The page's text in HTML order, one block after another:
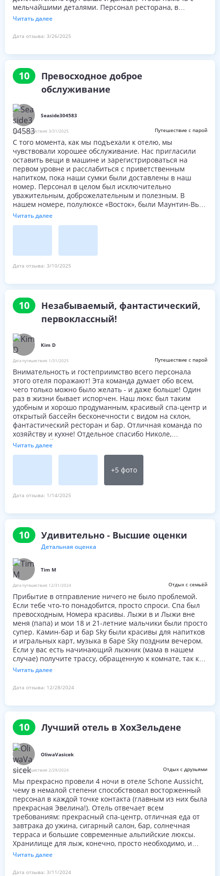
мельчайшими деталями. Персонал ресторана, в
частности, заслуживает похвалы за подачу первого
класса в дружеской манере - и сомелье был звездой их
всех. Спасибо всем!
Читать далее
Дата отзыва: 3/26/2025
10
Превосходное доброе
обслуживание
Seaside304583
Дата путешествия: 3/31/2025 Путешествие с парой
С того момента, как мы подъехали к отелю, мы
чувствовали хорошее обслуживание. Нас пригласили
оставить вещи в машине и зарегистрироваться на
первом уровне и расслабиться с приветственным
напитком, пока наши сумки были доставлены в наш
номер. Персонал в целом был исключительно
уважительным, доброжелательным и полезным. В
нашем номере, полулюксе «Восток», были Маунтин-Вью
и много света. Номер был щедро просторным с
современной ванной комнатой с двойной раковиной.
Читать далее
Дата отзыва: 3/10/2025
10
Незабываемый, фантастический,
первоклассный!
Kim D
Дата путешествия: 1/31/2025 Путешествие с парой
Внимательность и гостеприимство всего персонала
этого отеля поражают! Эта команда думает обо всем,
чего только можно было желать - и даже больше! Один
раз в жизни бывает испорчен. Наш люкс был таким
удобным и хорошо продуманным, красивый спа-центр и
открытый бассейн бесконечности с видом на склон,
фантастический ресторан и бар. Отличная команда по
хозяйству и кухне! Отдельное спасибо Николе,
Виктории, Йонасу, Лилиане, Сёрену, Александру и
Тристану, что так хорошо за нами присматривали.
Читать далее
+5 фото
Дата отзыва: 1/14/2025
10 Удивительно - Высшие оценки
Детальная оценка
Tim M
Дата путешествия: 12/31/2024 Отдых с семьёй
Прибытие в отправление ничего не было проблемой.
Если тебе что-то понадобится, просто спроси. Спа был
превосходным, Номера красивы. Лыжи в и Лыжи вне
меня (папа) и мои 18 и 21-летние мальчики были просто
супер. Камин-бар и бар Sky были красивы для напитков
и игральных карт, музыка в баре Sky поздним вечером.
Если у вас есть начинающий лыжник (мама в нашем
случае) получите трассу, обращенную к комнате, так как
солнце светит красиво на балконе, однако вы также
можете наслаждаться им в Спа и террасе, и мы никогда
не были далеко, когда мама устала от склонов. Еда и
на черном ходу отеля. Основная зона катания около 5 -
8 минут (короткая лыжня и короткая гондола) . Автобус
едет в Солден несколько раз в день. Каждый член
команды был доброжелательным, номера очень чистые.
Этот опыт навсегда запечатлелся в нашей семейной
памяти. Другие гости были прекрасны, и это было
очень успокаивающим и необыкновенным опытом.
Увидимся снова и спасибо.
Читать далее
Дата отзыва: 12/28/2024
10 Лучший отель в ХохЗельдене
OliwaVasicek
Дата путешествия: 2/29/2024 Отдых с друзьями
Мы прекрасно провели 4 ночи в отеле Schone Aussicht,
чему в немалой степени способствовал восторженный
персонал в каждой точке контакта (главным из них была
прекрасная Эвелина!). Отель отвечает всем
требованиям: прекрасный спа-центр, отличная еда от
завтрака до ужина, сигарный салон, бар, солнечная
терраса и большие современные альпийские люксы.
Хранилище для лыж, конечно, просто необходимо, и
технически это один из немногих отелей с лыжным
входом/ски-аутом в регионе, хотя для этого потребуется
около 5 метров ходьбы!
Читать далее
Дата отзыва: 3/11/2024